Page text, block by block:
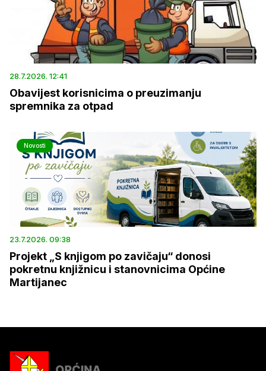
28.7.2026. 12:41
Obavijest korisnicima o preuzimanju
spremnika za otpad
Novosti
23.7.2026. 09:38
Projekt „S knjigom po zavičaju“ donosi
pokretnu knjižnicu i stanovnicima Općine
Martijanec